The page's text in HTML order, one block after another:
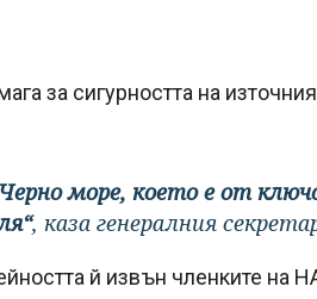
за сигурността на
море, което е от
, каза генералния
й извън членките на